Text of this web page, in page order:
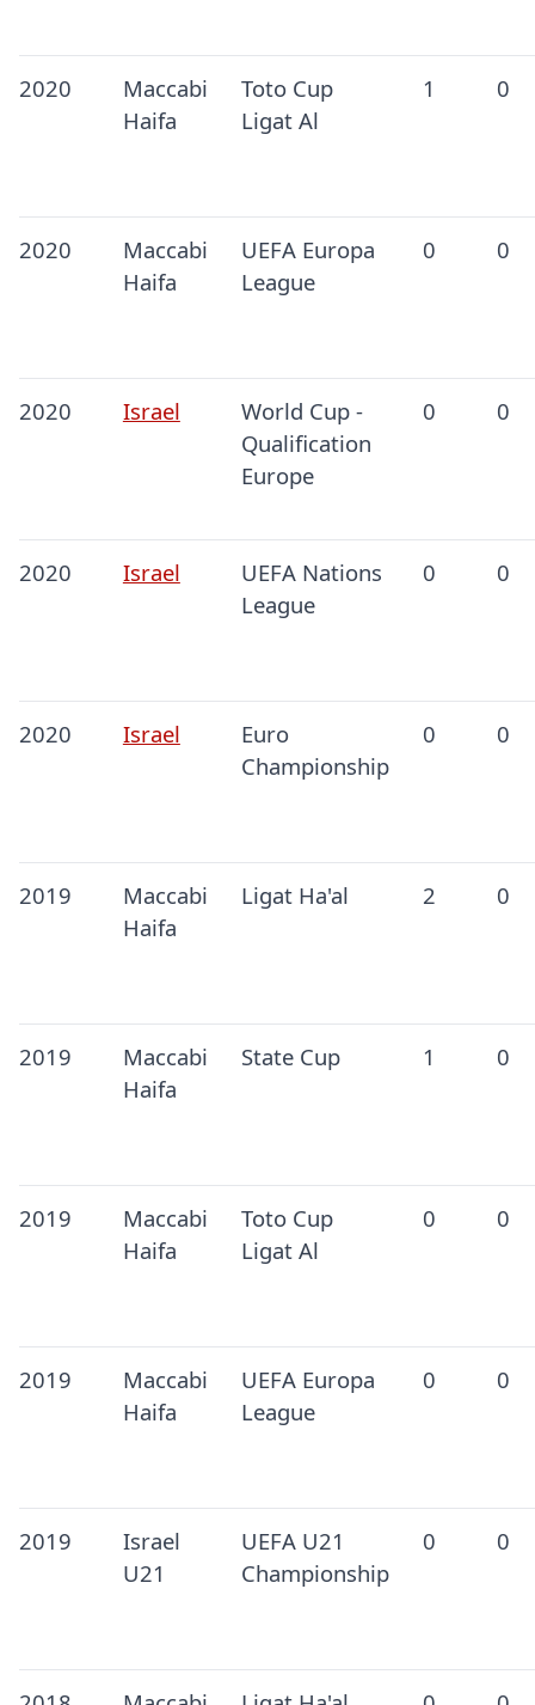
2020
Maccabi
Haifa
Toto Cup
Ligat Al
1 0
2020
Maccabi
Haifa
UEFA Europa
League
0 0
2020 Israel
World Cup -
Qualification
Europe
0 0
2020 Israel
UEFA Nations
League
0 0
2020 Israel
Euro
Championship
0 0
2019
Maccabi
Haifa
Ligat Ha'al 2 0
2019
Maccabi
Haifa
State Cup 1 0
2019
Maccabi
Haifa
Toto Cup
Ligat Al
0 0
2019
Maccabi
Haifa
UEFA Europa
League
0 0
2019
Israel
U21
UEFA U21
Championship
0 0